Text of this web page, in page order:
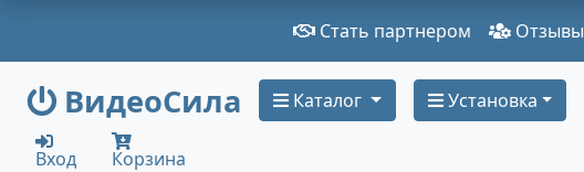
Стать партнером Отзывы
ВидеоСила Каталог Установка
Вход Корзина